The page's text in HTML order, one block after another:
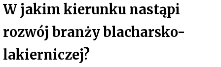
W jakim kierunku nastąpi
rozwój branży blacharsko-
lakierniczej?